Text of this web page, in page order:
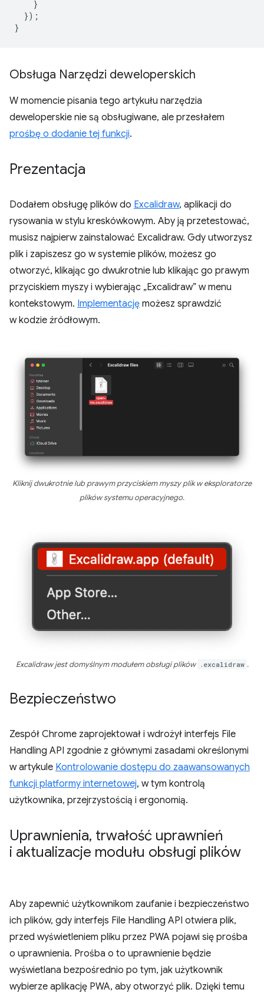
}
});
}
Obsługa Narzędzi deweloperskich
W momencie pisania tego artykułu narzędzia
deweloperskie nie są obsługiwane, ale przesłałem
prośbę o dodanie tej funkcji.
Prezentacja
Dodałem obsługę plików do Excalidraw, aplikacji do
rysowania w stylu kreskówkowym. Aby ją przetestować,
musisz najpierw zainstalować Excalidraw. Gdy utworzysz
plik i zapiszesz go w systemie plików, możesz go
otworzyć, klikając go dwukrotnie lub klikając go prawym
przyciskiem myszy i wybierając „Excalidraw” w menu
kontekstowym. Implementację możesz sprawdzić
w kodzie źródłowym.
Kliknij dwukrotnie lub prawym przyciskiem myszy plik w eksploratorze
plików systemu operacyjnego.
Excalidraw jest domyślnym modułem obsługi plików .excalidraw .
Bezpieczeństwo
Zespół Chrome zaprojektował i wdrożył interfejs File
Handling API zgodnie z głównymi zasadami określonymi
w artykule Kontrolowanie dostępu do zaawansowanych
funkcji platformy internetowej, w tym kontrolą
użytkownika, przejrzystością i ergonomią.
Uprawnienia, trwałość uprawnień
i aktualizacje modułu obsługi plików
Aby zapewnić użytkownikom zaufanie i bezpieczeństwo
ich plików, gdy interfejs File Handling API otwiera plik,
przed wyświetleniem pliku przez PWA pojawi się prośba
o uprawnienia. Prośba o to uprawnienie będzie
wyświetlana bezpośrednio po tym, jak użytkownik
wybierze aplikację PWA, aby otworzyć plik. Dzięki temu